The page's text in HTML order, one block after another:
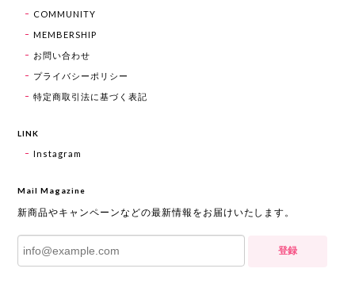
COMMUNITY
MEMBERSHIP
お問い合わせ
プライバシーポリシー
特定商取引法に基づく表記
LINK
Instagram
Mail Magazine
新商品やキャンペーンなどの最新情報をお届けいたします。
登録